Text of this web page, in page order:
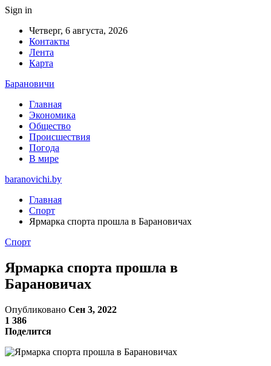
Sign in
Четверг, 6 августа, 2026
Контакты
Лента
Карта
Барановичи
Главная
Экономика
Общество
Происшествия
Погода
В мире
baranovichi.by
Главная
Спорт
Ярмарка спорта прошла в Барановичах
Спорт
Ярмарка спорта прошла в
Барановичах
Опубликовано Сен 3, 2022
1 386
Поделится